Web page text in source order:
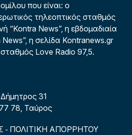
που είναι: ο
τηλεοπτικός σταθμός
“Kontra News”, η εβδομαδιαία
News”, η σελίδα Kontranews.gr
Love Radio 97,5.
Δήμητρος 31
78, Ταύρος
- ΠΟΛΙΤΙΚΗ ΑΠΟΡΡΗΤΟΥ